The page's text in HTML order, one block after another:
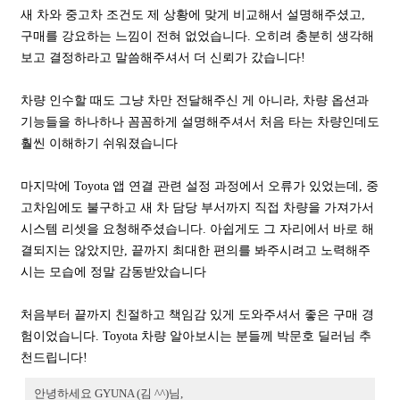
새 차와 중고차 조건도 제 상황에 맞게 비교해서 설명해주셨고,
구매를 강요하는 느낌이 전혀 없었습니다. 오히려 충분히 생각해
보고 결정하라고 말씀해주셔서 더 신뢰가 갔습니다!
차량 인수할 때도 그냥 차만 전달해주신 게 아니라, 차량 옵션과
기능들을 하나하나 꼼꼼하게 설명해주셔서 처음 타는 차량인데도
훨씬 이해하기 쉬워졌습니다
마지막에 Toyota 앱 연결 관련 설정 과정에서 오류가 있었는데, 중
고차임에도 불구하고 새 차 담당 부서까지 직접 차량을 가져가서
시스템 리셋을 요청해주셨습니다. 아쉽게도 그 자리에서 바로 해
결되지는 않았지만, 끝까지 최대한 편의를 봐주시려고 노력해주
시는 모습에 정말 감동받았습니다
처음부터 끝까지 친절하고 책임감 있게 도와주셔서 좋은 구매 경
험이었습니다. Toyota 차량 알아보시는 분들께 박문호 딜러님 추
천드립니다!
안녕하세요 GYUNA (김 ^^)님,